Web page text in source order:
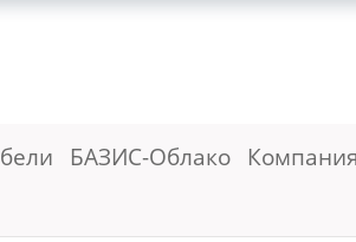
БАЗИС-Облако Компания